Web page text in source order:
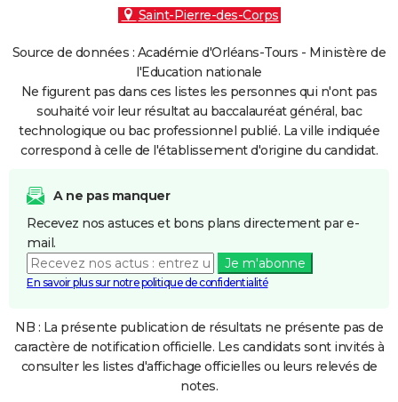
Saint-Pierre-des-Corps
Source de données : Académie d'Orléans-Tours - Ministère de
l'Education nationale
Ne figurent pas dans ces listes les personnes qui n'ont pas
souhaité voir leur résultat au baccalauréat général, bac
technologique ou bac professionnel publié. La ville indiquée
correspond à celle de l'établissement d'origine du candidat.
A ne pas manquer
Recevez nos astuces et bons plans directement par e-
mail.
Je m'abonne
En savoir plus sur notre politique de confidentialité
NB : La présente publication de résultats ne présente pas de
caractère de notification officielle. Les candidats sont invités à
consulter les listes d'affichage officielles ou leurs relevés de
notes.